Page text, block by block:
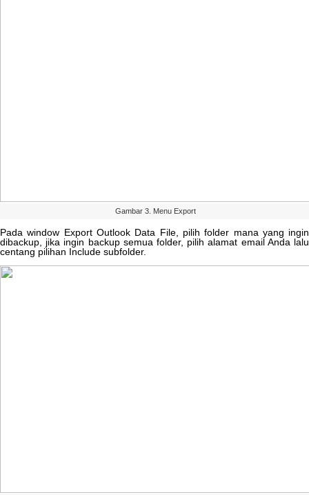
Gambar 3. Menu Export
Pada window Export Outlook Data File, pilih folder mana yang ingin
dibackup, jika ingin backup semua folder, pilih alamat email Anda lalu
centang pilihan Include subfolder.